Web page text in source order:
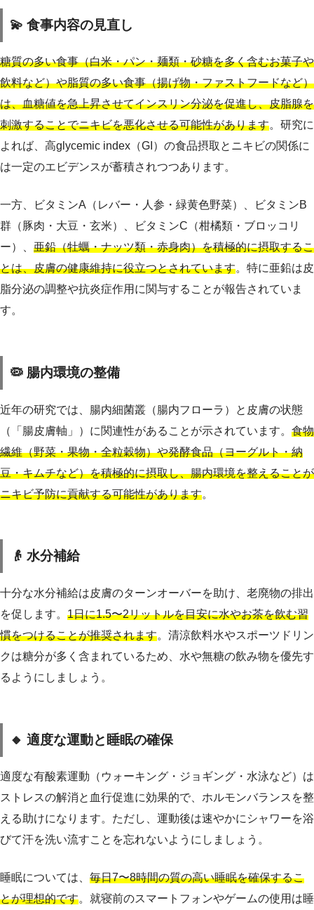
💫 食事内容の見直し
糖質の多い食事（白米・パン・麺類・砂糖を多く含むお菓子や
飲料など）や脂質の多い食事（揚げ物・ファストフードなど）
は、血糖値を急上昇させてインスリン分泌を促進し、皮脂腺を
刺激することでニキビを悪化させる可能性があります。研究に
よれば、高glycemic index（GI）の食品摂取とニキビの関係に
は一定のエビデンスが蓄積されつつあります。
一方、ビタミンA（レバー・人参・緑黄色野菜）、ビタミンB
群（豚肉・大豆・玄米）、ビタミンC（柑橘類・ブロッコリ
ー）、 亜鉛（牡蠣・ナッツ類・赤身肉）を積極的に摂取するこ
とは、皮膚の健康維持に役立つとされています。特に亜鉛は皮
脂分泌の調整や抗炎症作用に関与することが報告されていま
す。
🦠 腸内環境の整備
近年の研究では、腸内細菌叢（腸内フローラ）と皮膚の状態
（「腸皮膚軸」）に関連性があることが示されています。 食物
繊維（野菜・果物・全粒穀物）や発酵食品（ヨーグルト・納
豆・キムチなど）を積極的に摂取し、腸内環境を整えることが
ニキビ予防に貢献する可能性があります。
👴 水分補給
十分な水分補給は皮膚のターンオーバーを助け、老廃物の排出
を促します。 1日に1.5〜2リットルを目安に水やお茶を飲む習
慣をつけることが推奨されます。清涼飲料水やスポーツドリン
クは糖分が多く含まれているため、水や無糖の飲み物を優先す
るようにしましょう。
🔸 適度な運動と睡眠の確保
適度な有酸素運動（ウォーキング・ジョギング・水泳など）は
ストレスの解消と血行促進に効果的で、ホルモンバランスを整
える助けになります。ただし、運動後は速やかにシャワーを浴
びて汗を洗い流すことを忘れないようにしましょう。
睡眠については、 毎日7〜8時間の質の高い睡眠を確保するこ
とが理想的です。就寝前のスマートフォンやゲームの使用は睡